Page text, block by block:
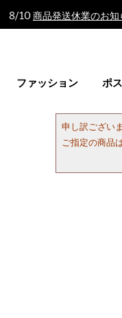
8/10 商品発送休業のお知
ファッション ポ
申し訳ござい
ご指定の商品